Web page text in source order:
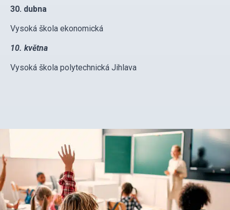
30. dubna
Vysoká škola ekonomická
10. května
Vysoká škola polytechnická Jihlava